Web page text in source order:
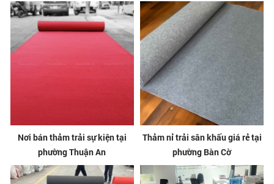
Nơi bán thảm trải sự kiện tại
phường Thuận An
Thảm nỉ trải sân khấu giá rẻ tại
phường Bàn Cờ